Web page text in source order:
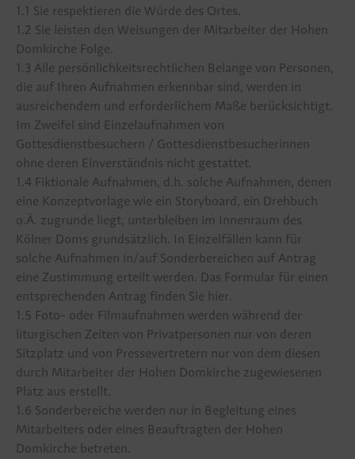
Petersglocke
Domgrabung
Kunstwerke
Themenrundgang "Der Dom und die Juden"
Themenrundgang "Der Alte Dom"
Geschichte
Musik im Dom
Der Dom in Zahlen
Publikationen
Sagen und Legenden
Unterstützen
1.1 Sie respektieren die Würde des Ortes.
1.2 Sie leisten den Weisungen der Mitarbeiter der Hohen
Domkirche Folge.
1.3 Alle persönlichkeitsrechtlichen Belange von Personen,
die auf Ihren Aufnahmen erkennbar sind, werden in
ausreichendem und erforderlichem Maße berücksichtigt.
Im Zweifel sind Einzelaufnahmen von
Gottesdienstbesuchern / Gottesdienstbesucherinnen
ohne deren Einverständnis nicht gestattet.
1.4 Fiktionale Aufnahmen, d.h. solche Aufnahmen, denen
eine Konzeptvorlage wie ein Storyboard, ein Drehbuch
o.Ä. zugrunde liegt, unterbleiben im Innenraum des
Kölner Doms grundsätzlich. In Einzelfällen kann für
solche Aufnahmen in/auf Sonderbereichen auf Antrag
eine Zustimmung erteilt werden. Das Formular für einen
entsprechenden Antrag finden Sie hier.
1.5 Foto- oder Filmaufnahmen werden während der
liturgischen Zeiten von Privatpersonen nur von deren
Sitzplatz und von Pressevertretern nur von dem diesen
durch Mitarbeiter der Hohen Domkirche zugewiesenen
Platz aus erstellt.
1.6 Sonderbereiche werden nur in Begleitung eines
Mitarbeiters oder eines Beauftragten der Hohen
Domkirche betreten.